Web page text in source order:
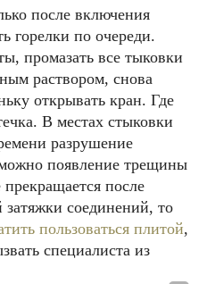
после включения
горелки по очереди.
промазать все тыковки
раствором, снова
открывать кран. Где
В местах стыковки
разрушение
появление трещины
после
затяжки соединений, то
пользоваться плитой,
специалиста из